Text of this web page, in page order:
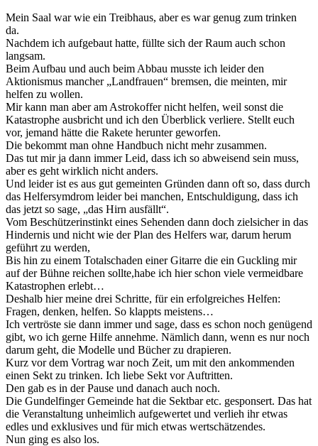
Mein Saal war wie ein Treibhaus, aber es war genug zum trinken
da.
Nachdem ich aufgebaut hatte, füllte sich der Raum auch schon
langsam.
Beim Aufbau und auch beim Abbau musste ich leider den
Aktionismus mancher „Landfrauen“ bremsen, die meinten, mir
helfen zu wollen.
Mir kann man aber am Astrokoffer nicht helfen, weil sonst die
Katastrophe ausbricht und ich den Überblick verliere. Stellt euch
vor, jemand hätte die Rakete herunter geworfen.
Die bekommt man ohne Handbuch nicht mehr zusammen.
Das tut mir ja dann immer Leid, dass ich so abweisend sein muss,
aber es geht wirklich nicht anders.
Und leider ist es aus gut gemeinten Gründen dann oft so, dass durch
das Helfersymdrom leider bei manchen, Entschuldigung, dass ich
das jetzt so sage, „das Hirn ausfällt“.
Vom Beschützerinstinkt eines Sehenden dann doch zielsicher in das
Hindernis und nicht wie der Plan des Helfers war, darum herum
geführt zu werden,
Bis hin zu einem Totalschaden einer Gitarre die ein Guckling mir
auf der Bühne reichen sollte,habe ich hier schon viele vermeidbare
Katastrophen erlebt…
Deshalb hier meine drei Schritte, für ein erfolgreiches Helfen:
Fragen, denken, helfen. So klappts meistens…
Ich vertröste sie dann immer und sage, dass es schon noch genügend
gibt, wo ich gerne Hilfe annehme. Nämlich dann, wenn es nur noch
darum geht, die Modelle und Bücher zu drapieren.
Kurz vor dem Vortrag war noch Zeit, um mit den ankommenden
einen Sekt zu trinken. Ich liebe Sekt vor Auftritten.
Den gab es in der Pause und danach auch noch.
Die Gundelfinger Gemeinde hat die Sektbar etc. gesponsert. Das hat
die Veranstaltung unheimlich aufgewertet und verlieh ihr etwas
edles und exklusives und für mich etwas wertschätzendes.
Nun ging es also los.